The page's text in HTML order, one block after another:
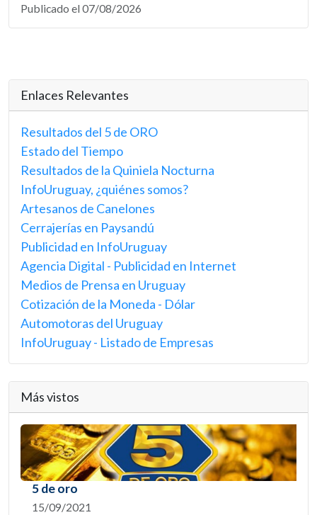
Publicado el 07/08/2026
Enlaces Relevantes
Resultados del 5 de ORO
Estado del Tiempo
Resultados de la Quiniela Nocturna
InfoUruguay, ¿quiénes somos?
Artesanos de Canelones
Cerrajerías en Paysandú
Publicidad en InfoUruguay
Agencia Digital - Publicidad en Internet
Medios de Prensa en Uruguay
Cotización de la Moneda - Dólar
Automotoras del Uruguay
InfoUruguay - Listado de Empresas
Más vistos
5 de oro
15/09/2021